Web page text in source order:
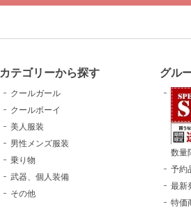
カテゴリーから探す
クールガール
クールボーイ
美人服装
男性メンズ服装
乗り物
武器、個人装備
その他
グル
数量
予約
最新
特価